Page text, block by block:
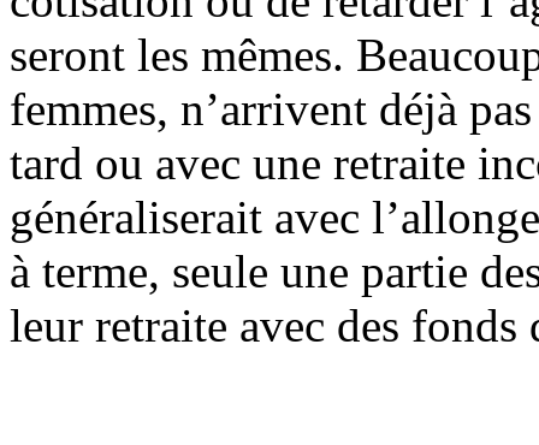
seront les mêmes.
femmes, n’arrivent déjà
tard ou avec une retraite
généraliserait avec
à terme, seule une partie
leur retraite avec des fonds